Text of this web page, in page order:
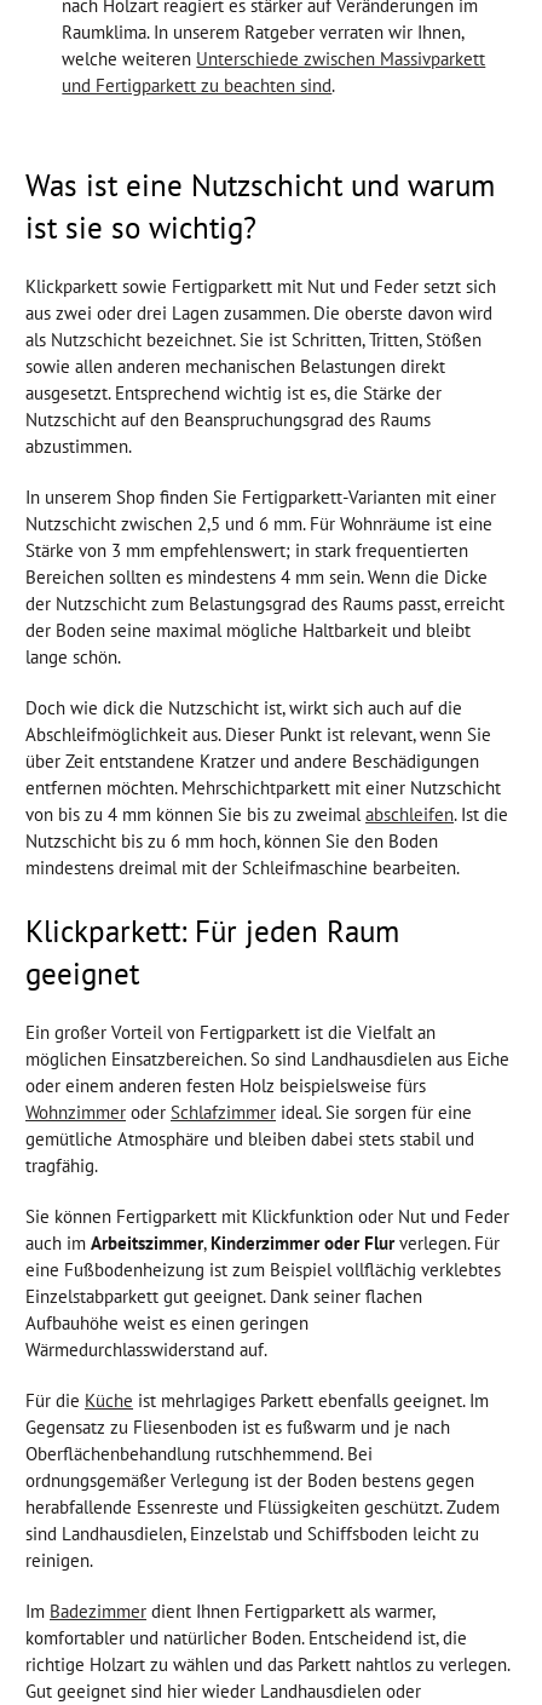
nach Holzart reagiert es stärker auf Veränderungen im
Raumklima. In unserem Ratgeber verraten wir Ihnen,
welche weiteren Unterschiede zwischen Massivparkett
und Fertigparkett zu beachten sind.
Was ist eine Nutzschicht und warum
ist sie so wichtig?
Klickparkett sowie Fertigparkett mit Nut und Feder setzt sich
aus zwei oder drei Lagen zusammen. Die oberste davon wird
als Nutzschicht bezeichnet. Sie ist Schritten, Tritten, Stößen
sowie allen anderen mechanischen Belastungen direkt
ausgesetzt. Entsprechend wichtig ist es, die Stärke der
Nutzschicht auf den Beanspruchungsgrad des Raums
abzustimmen.
In unserem Shop finden Sie Fertigparkett-Varianten mit einer
Nutzschicht zwischen 2,5 und 6 mm. Für Wohnräume ist eine
Stärke von 3 mm empfehlenswert; in stark frequentierten
Bereichen sollten es mindestens 4 mm sein. Wenn die Dicke
der Nutzschicht zum Belastungsgrad des Raums passt, erreicht
der Boden seine maximal mögliche Haltbarkeit und bleibt
lange schön.
Doch wie dick die Nutzschicht ist, wirkt sich auch auf die
Abschleifmöglichkeit aus. Dieser Punkt ist relevant, wenn Sie
über Zeit entstandene Kratzer und andere Beschädigungen
entfernen möchten. Mehrschichtparkett mit einer Nutzschicht
von bis zu 4 mm können Sie bis zu zweimalabschleifen. Ist die
Nutzschicht bis zu 6 mm hoch, können Sie den Boden
mindestens dreimal mit der Schleifmaschine bearbeiten.
Klickparkett: Für jeden Raum
geeignet
Ein großer Vorteil von Fertigparkett ist die Vielfalt an
möglichen Einsatzbereichen. So sind Landhausdielen aus Eiche
oder einem anderen festen Holz beispielsweise fürs
Wohnzimmer oder Schlafzimmer ideal. Sie sorgen für eine
gemütliche Atmosphäre und bleiben dabei stets stabil und
tragfähig.
Sie können Fertigparkett mit Klickfunktion oder Nut und Feder
auch im Arbeitszimmer, Kinderzimmer oder Flurverlegen. Für
eine Fußbodenheizung ist zum Beispiel vollflächig verklebtes
Einzelstabparkett gut geeignet. Dank seiner flachen
Aufbauhöhe weist es einen geringen
Wärmedurchlasswiderstand auf.
Für die Küche ist mehrlagiges Parkett ebenfalls geeignet. Im
Gegensatz zu Fliesenboden ist es fußwarm und je nach
Oberflächenbehandlung rutschhemmend. Bei
ordnungsgemäßer Verlegung ist der Boden bestens gegen
herabfallende Essenreste und Flüssigkeiten geschützt. Zudem
sind Landhausdielen, Einzelstab und Schiffsboden leicht zu
reinigen.
Im Badezimmer dient Ihnen Fertigparkett als warmer,
komfortabler und natürlicher Boden. Entscheidend ist, die
richtige Holzart zu wählen und das Parkett nahtlos zu verlegen.
Gut geeignet sind hier wieder Landhausdielen oder